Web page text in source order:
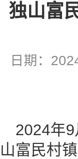
独山富
日期：
2024年
山富民村